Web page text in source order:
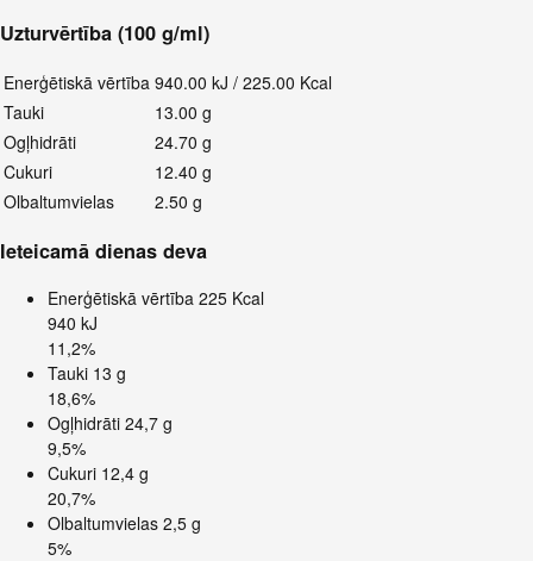
Uzturvērtība (100 g/ml)
Enerģētiskā vērtība 940.00 kJ / 225.00 Kcal
Tauki
13.00 g
Ogļhidrāti
24.70 g
Cukuri
12.40 g
Olbaltumvielas
2.50 g
Ieteicamā dienas deva
Enerģētiskā vērtība 225 Kcal
940 kJ
11,2%
Tauki 13 g
18,6%
Ogļhidrāti 24,7 g
9,5%
Cukuri 12,4 g
20,7%
Olbaltumvielas 2,5 g
5%